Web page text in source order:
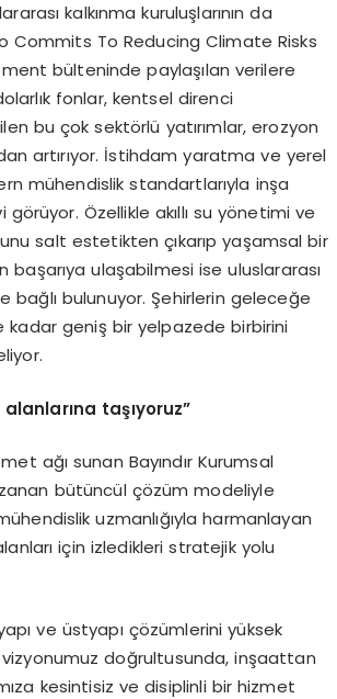
kalkınma kuruluşlarının da
Commits To Reducing Climate Risks
bülteninde paylaşılan verilere
fonlar, kentsel direnci
bu çok sektörlü yatırımlar, erozyon
artırıyor. İstihdam yaratma ve yerel
mühendislik standartlarıyla inşa
Özellikle akıllı su yönetimi ve
salt estetikten çıkarıp yaşamsal bir
başarıya ulaşabilmesi ise uluslararası
bulunuyor. Şehirlerin geleceğe
kadar geniş bir yelpazede birbirini
taşıyoruz”
ağı sunan Bayındır Kurumsal
bütüncül çözüm modeliyle
uzmanlığıyla harmanlayan
için izledikleri stratejik yolu
ve üstyapı çözümlerini yüksek
doğrultusunda, inşaattan
kesintisiz ve disiplinli bir hizmet